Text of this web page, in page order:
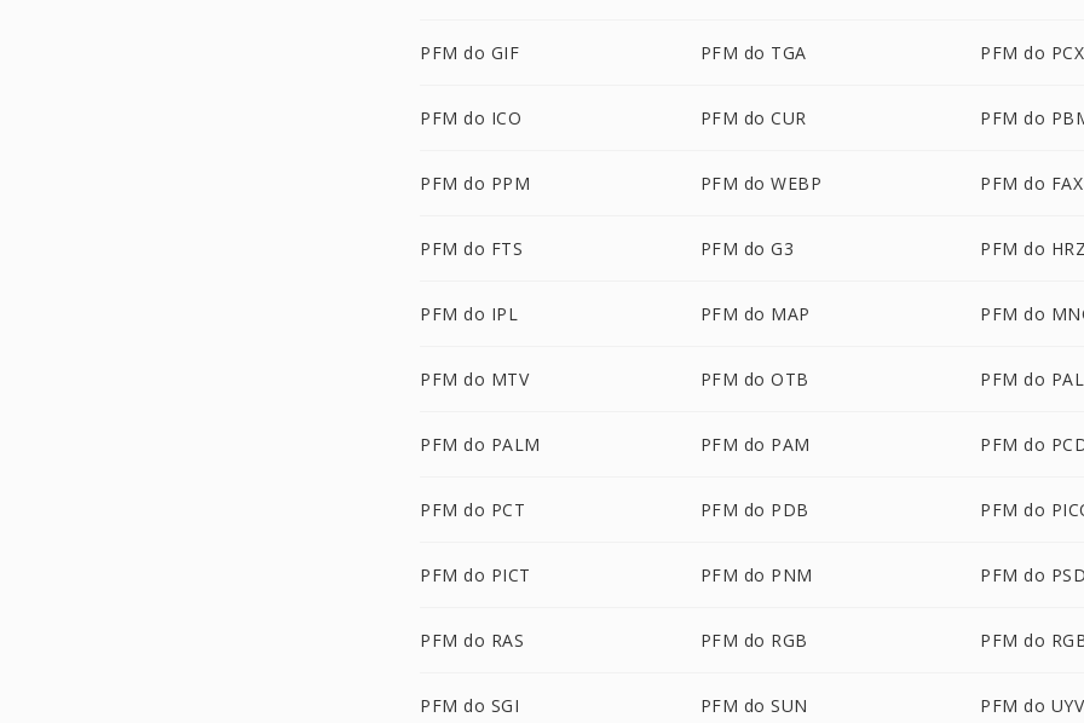
PFM do GIF PFM do TGA PFM do PCX
PFM do ICO PFM do CUR PFM do
PFM do PPM PFM do WEBP PFM do FAX
PFM do FTS PFM do G3 PFM do HRZ
PFM do IPL PFM do MAP PFM do
PFM do MTV PFM do OTB PFM do PAL
PFM do PALM PFM do PAM PFM do
PFM do PCT PFM do PDB PFM do
PFM do PICT PFM do PNM PFM do PSD
PFM do RAS PFM do RGB PFM do
PFM do SGI PFM do SUN PFM do